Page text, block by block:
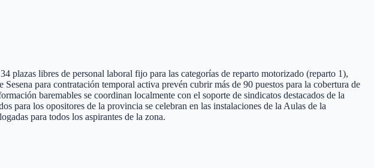
plazas libres de personal laboral fijo para las categorías de reparto motorizado (reparto 1),
para contratación temporal activa prevén cubrir más de 90 puestos para la cobertura de
baremables se coordinan localmente con el soporte de sindicatos destacados de la
los opositores de la provincia se celebran en las instalaciones de la Aulas de la
para todos los aspirantes de la zona.